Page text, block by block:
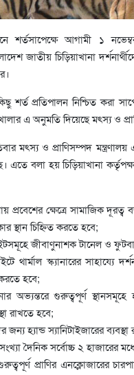
মেনে শর্তসাপেক্ষে আগামী ১
জাতীয় চিড়িয়াখানা
শর্ত প্রতিপালন নিশ্চিত করা
এ অনুমতি দিয়েছে মৎস্য ও
মৎস্য ও প্রাণিসম্পদ মন্ত্রণালয়
এতে বলা হয় চিড়িয়াখানা
প্রবেশের ক্ষেত্রে সামাজিক
স্থান চিহ্নিত করতে হবে;
জীবাণুনাশক টানেল ও
থার্মাল স্ক্যানারের সাহায্যে
হবে;
অভ্যন্তরে গুরুত্বপূর্ণ
রাখতে হবে;
জন্য হ্যান্ড স্যানিটাইজারের
দৈনিক সর্বোচ্চ ২ হাজারের
প্রাণির এনক্লোজারের